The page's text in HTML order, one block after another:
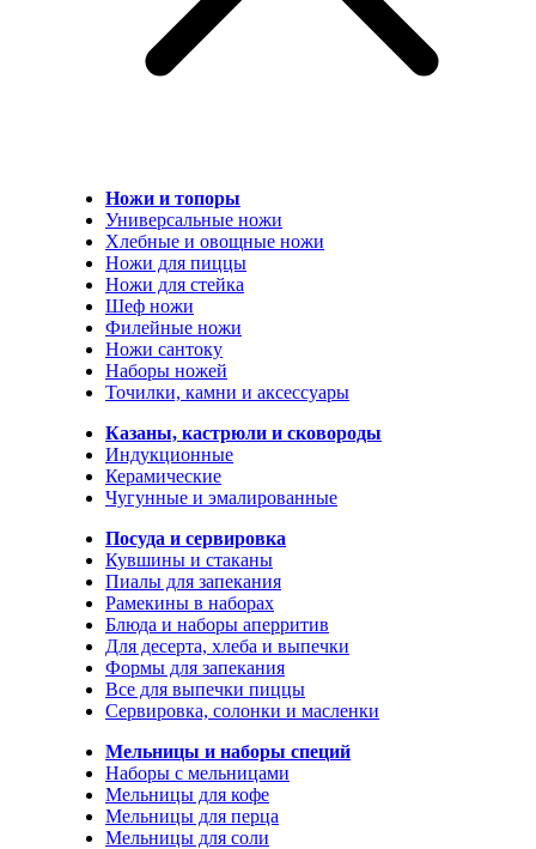
Ножи и топоры
Универсальные ножи
Хлебные и овощные ножи
Ножи для пиццы
Ножи для стейка
Шеф ножи
Филейные ножи
Ножи сантоку
Наборы ножей
Точилки, камни и аксессуары
Казаны, кастрюли и сковороды
Индукционные
Керамические
Чугунные и эмалированные
Посуда и сервировка
Кувшины и стаканы
Пиалы для запекания
Рамекины в наборах
Блюда и наборы аперритив
Для десерта, хлеба и выпечки
Формы для запекания
Все для выпечки пиццы
Сервировка, солонки и масленки
Мельницы и наборы специй
Наборы с мельницами
Мельницы для кофе
Мельницы для перца
Мельницы для соли